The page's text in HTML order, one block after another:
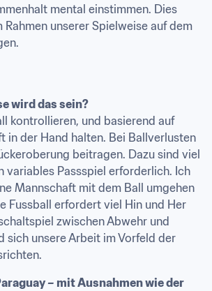
mental einstimmen. Dies
Rahmen unserer Spielweise auf dem
wird das sein?
kontrollieren, und basierend auf
in der Hand halten. Bei Ballverlusten
beitragen. Dazu sind viel
variables Passspiel erforderlich. Ich
Mannschaft mit dem Ball umgehen
Fussball erfordert viel Hin und Her
zwischen Abwehr und
sich unsere Arbeit im Vorfeld der
– mit Ausnahmen wie der